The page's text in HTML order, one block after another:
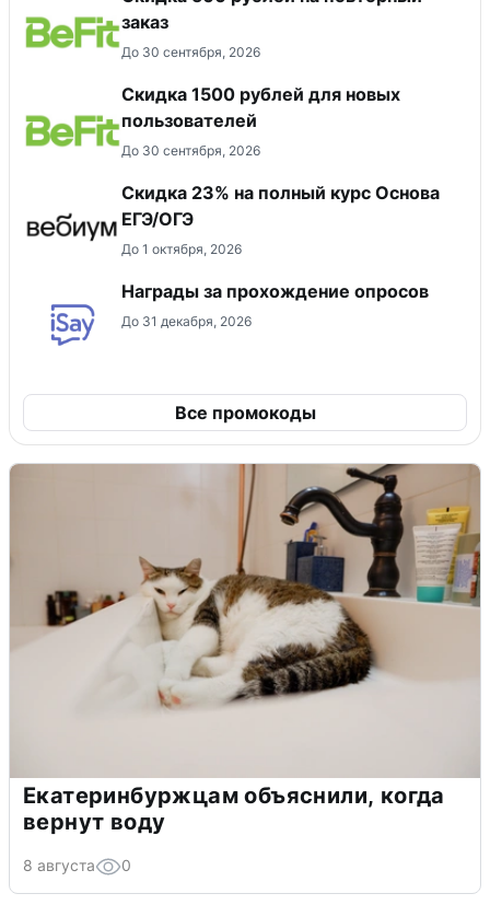
заказ
До 30 сентября, 2026
Скидка 1500 рублей для новых
пользователей
До 30 сентября, 2026
Скидка 23% на полный курс Основа
ЕГЭ/ОГЭ
До 1 октября, 2026
Награды за прохождение опросов
До 31 декабря, 2026
Все промокоды
Екатеринбуржцам объяснили, когда
вернут воду
8 августа 0